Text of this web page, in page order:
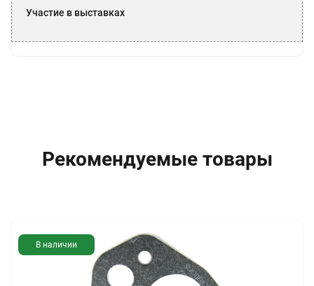
Участие в выставках
Рекомендуемые товары
В наличии